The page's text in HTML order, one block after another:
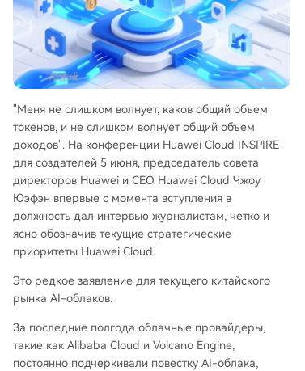
оминирующей экосистеме NVIDIA и публичны
х облаков. 2. **Фокус на государственном и пр
омышленном секторе:** Вместо ориентации н
а потребительский трафик, Huawei Cloud конц
ентрируется на правительственных, финансов
ая гибридные облачные решения с конфиден
циальными вычислениями для баланса сувер
енитета данных и доступа к облачным мощно
стям. 3. **Открытая экосистема:** Компания а
ктивно развивает open-source (CANN, openEul
er, CCE Volcano, ModelArts) и сотрудничает с в
едущими разработчиками моделей, запуская
инициативу «Сотни моделей, тысячи состояни
й — облако объединяет для победы». Новая п
"Меня не слишком волнует, каков общий объем
токенов, и не слишком волнует общий объем
доходов". На конференции Huawei Cloud INSPIRE
для создателей 5 июня, председатель совета
директоров Huawei и CEO Huawei Cloud Чжоу
Юэфэн впервые с момента вступления в
должность дал интервью журналистам, четко и
ясно обозначив текущие стратегические
приоритеты Huawei Cloud.
Это редкое заявление для текущего китайского
рынка AI-облаков.
За последние полгода облачные провайдеры,
такие как Alibaba Cloud и Volcano Engine,
постоянно подчеркивали повестку AI-облака,